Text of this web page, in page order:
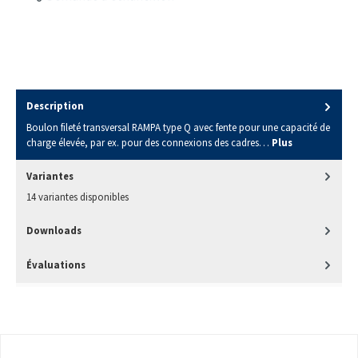
Description
Boulon fileté transversal RAMPA type Q avec fente pour une capacité de
charge élevée, par ex. pour des connexions des cadres… Plus
Variantes
14 variantes disponibles
Downloads
Évaluations